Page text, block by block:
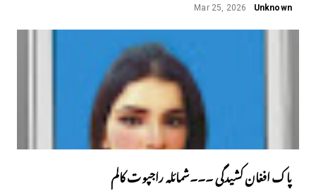
Unknown
Mar 25, 2026
پاک افغان کشیدگی ۔۔۔شمائلہ راجپوت کالم